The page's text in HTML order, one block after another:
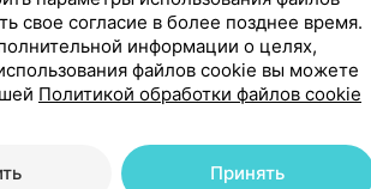
свое согласие в более позднее время.
информации о целях,
файлов cookie вы можете
Политикой обработки файлов cookie
Принять